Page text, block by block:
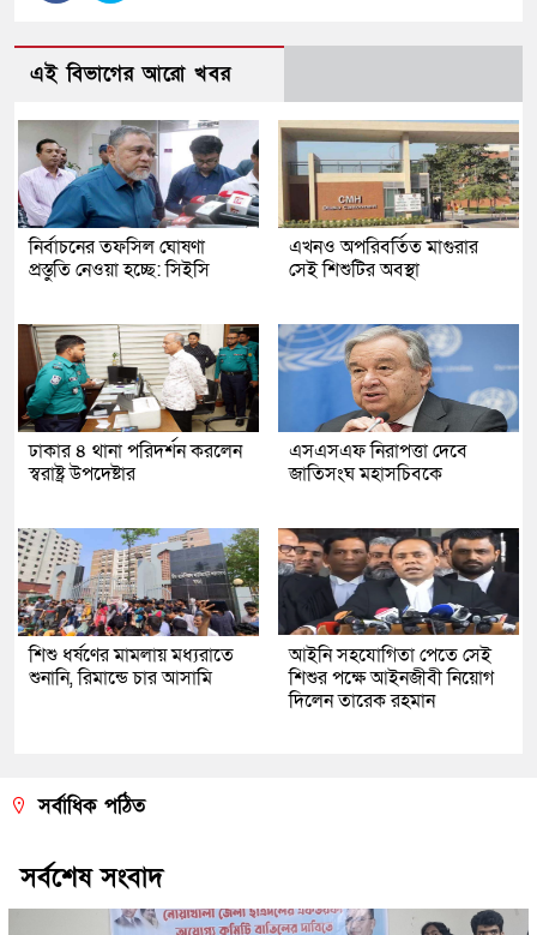
এই বিভাগের আরো খবর
নির্বাচনের তফসিল ঘোষণা
প্রস্তুতি নেওয়া হচ্ছে: সিইসি
এখনও অপরিবর্তিত মাগুরার
সেই শিশুটির অবস্থা
ঢাকার ৪ থানা পরিদর্শন করলেন
স্বরাষ্ট্র উপদেষ্টার
এসএসএফ নিরাপত্তা দেবে
জাতিসংঘ মহাসচিবকে
শিশু ধর্ষণের মামলায় মধ্যরাতে
শুনানি, রিমান্ডে চার আসামি
আইনি সহযোগিতা পেতে সেই
শিশুর পক্ষে আইনজীবী নিয়োগ
দিলেন তারেক রহমান
সর্বাধিক পঠিত
সর্বশেষ সংবাদ